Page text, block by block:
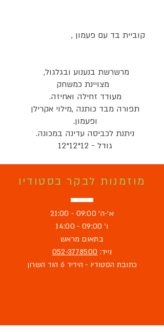
קוביית בד עם פעמון ,
מרשרשת בנענוע ובגלגול,
מצויינת כמשחק
מעודד זחילה ואחיזה.
תפורה מבד כותנה ,מילוי אקרילן
ופעמון.
ניתנת לכביסה עדינה במכונה.
גודל - 12*12*12
מוזמנות לבקר בסטודיו
א'-ה' 09:00 - 21:00
ו' 09:00 - 14:00
בתאום מראש
נייד: 052-3778500
כתובת הסטודיו - הידיד 6 הוד השרון